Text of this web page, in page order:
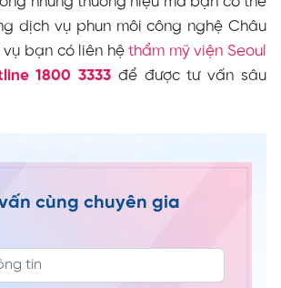
dịch vụ phun môi công nghệ Châu
vụ bạn có liên hệthẩm mỹ viện Seoul
1800 3333 để được tư vấn sâu
cùng chuyên gia